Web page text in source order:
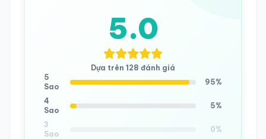
5.0
Dựa trên 128 đánh giá
5
Sao
95%
4
Sao
5%
3
Sao
0%